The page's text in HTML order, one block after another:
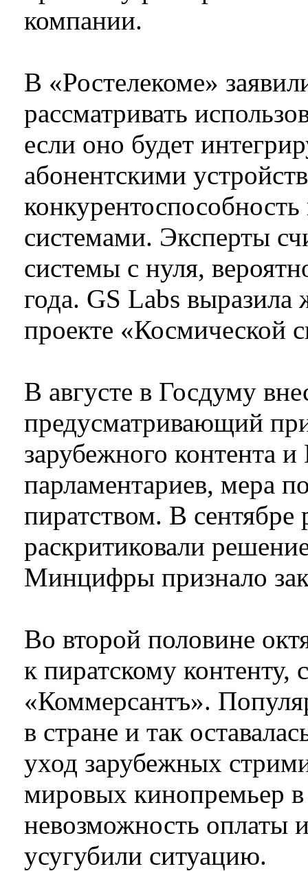
компании.
В «Ростелекоме»
рассматривать
если оно будет
абонентскими
системами. Эксперты
системы с нуля,
года. GS Labs выразила
проекте «Космической
В августе в Госдуму
предусматривающий
зарубежного
парламентариев, мера
пиратством. В
раскритиковали
Минцифры признало
Во второй половине
к пиратскому контенту,
«Коммерсантъ».
в стране и так
уход зарубежных
мировых кинопремьер в
невозможность оплаты
усугубили ситуацию.